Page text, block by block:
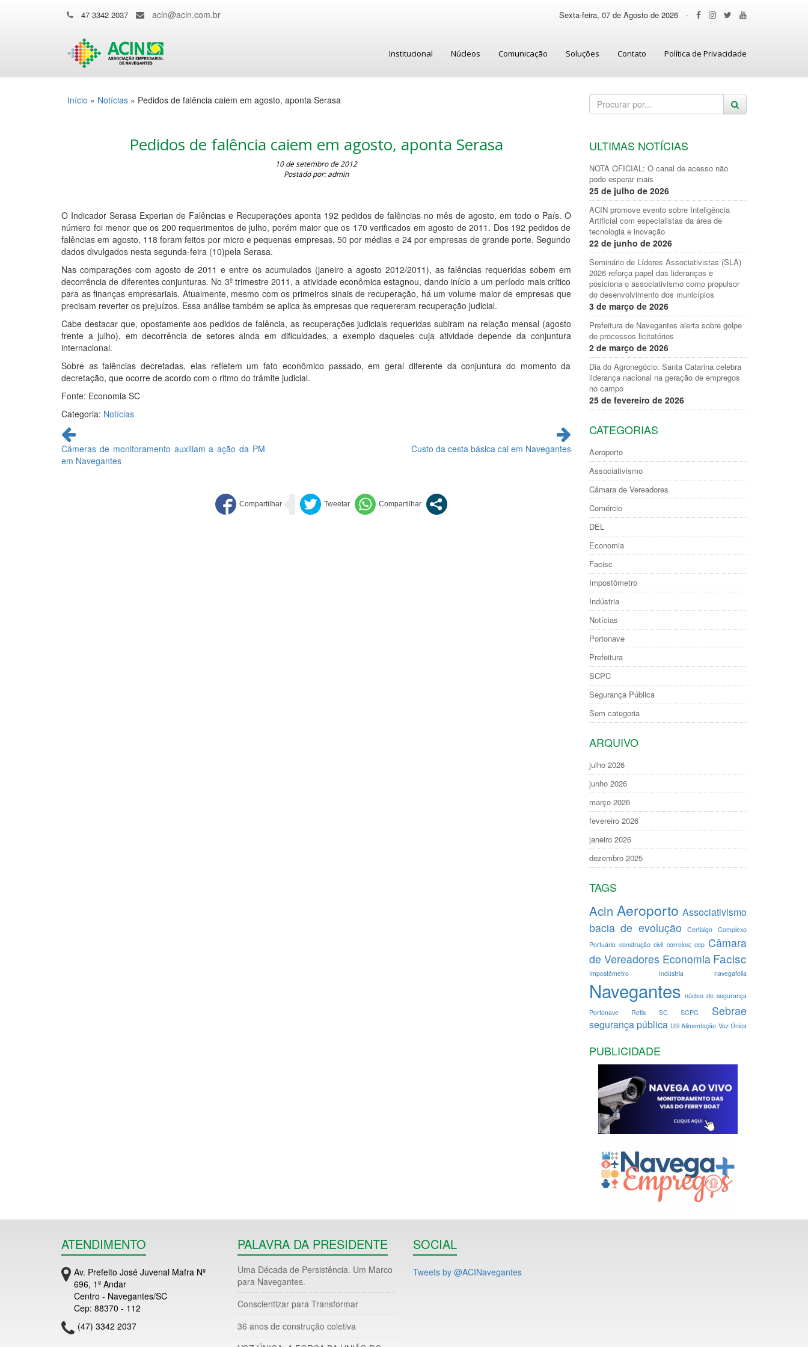
47 3342 2037 acin@acin.com.br Sexta-feira, 07 de Agosto de 2026 -
Institucional Núcleos Comunicação Soluções Contato Política de Privacidade
Início » Notícias » Pedidos de falência caiem em agosto, aponta Serasa
Pedidos de falência caiem em agosto, aponta Serasa
10 de setembro de 2012
Postado por: admin
O Indicador Serasa Experian de Falências e Recuperações aponta 192 pedidos de falências no mês de agosto, em todo o País. O
número foi menor que os 200 requerimentos de julho, porém maior que os 170 verificados em agosto de 2011. Dos 192 pedidos de
falências em agosto, 118 foram feitos por micro e pequenas empresas, 50 por médias e 24 por empresas de grande porte. Segundo
dados divulgados nesta segunda-feira (10)pela Serasa.
Nas comparações com agosto de 2011 e entre os acumulados (janeiro a agosto 2012/2011), as falências requeridas sobem em
decorrência de diferentes conjunturas. No 3º trimestre 2011, a atividade econômica estagnou, dando início a um período mais crítico
para as finanças empresariais. Atualmente, mesmo com os primeiros sinais de recuperação, há um volume maior de empresas que
precisam reverter os prejuízos. Essa análise também se aplica às empresas que requereram recuperação judicial.
Cabe destacar que, opostamente aos pedidos de falência, as recuperações judiciais requeridas subiram na relação mensal (agosto
frente a julho), em decorrência de setores ainda em dificuldades, a exemplo daqueles cuja atividade depende da conjuntura
internacional.
Sobre as falências decretadas, elas refletem um fato econômico passado, em geral diferente da conjuntura do momento da
decretação, que ocorre de acordo com o ritmo do trâmite judicial.
Fonte: Economia SC
Categoria: Notícias
Continue
lendo
Câmeras de monitoramento auxiliam a ação da PM
em Navegantes
Custo da cesta básica cai em Navegantes
ULTIMAS NOTÍCIAS
NOTA OFICIAL: O canal de acesso não
pode esperar mais
25 de julho de 2026
ACIN promove evento sobre Inteligência
Artificial com especialistas da área de
tecnologia e inovação
22 de junho de 2026
Seminário de Líderes Associativistas (SLA)
2026 reforça papel das lideranças e
posiciona o associativismo como propulsor
do desenvolvimento dos municípios
3 de março de 2026
Prefeitura de Navegantes alerta sobre golpe
de processos licitatórios
2 de março de 2026
Dia do Agronegócio: Santa Catarina celebra
liderança nacional na geração de empregos
no campo
25 de fevereiro de 2026
CATEGORIAS
Aeroporto
Associativismo
Câmara de Vereadores
Comércio
DEL
Economia
Facisc
Impostômetro
Indústria
Notícias
Portonave
Prefeitura
SCPC
Segurança Pública
Sem categoria
ARQUIVO
julho 2026
junho 2026
março 2026
fevereiro 2026
janeiro 2026
dezembro 2025
TAGS
Acin Aeroporto Associativismo
bacia de evolução Certisign Complexo
Portuário construção civil correios; cep Câmara
de Vereadores Economia Facisc
Impostômetro Indústria navegafolia
Navegantes núcleo de segurança
Portonave
Refis SC SCPC Sebrae
segurança pública Util Alimentação Voz Única
PUBLICIDADE
ATENDIMENTO
Av. Prefeito José Juvenal Mafra Nº
696, 1º Andar
Centro - Navegantes/SC
Cep: 88370 - 112
(47) 3342 2037
PALAVRA DA PRESIDENTE
Uma Década de Persistência. Um Marco
para Navegantes.
Conscientizar para Transformar
36 anos de construção coletiva
SOCIAL
Tweets by @ACINavegantes